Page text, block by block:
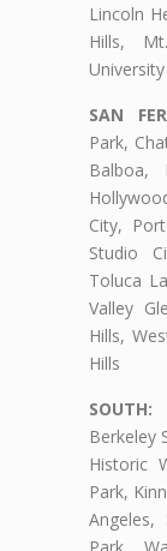
Lincoln
Hills,
SAN
Park,
Balboa,
City,
Studio
Toluca
Valley
Hills,
Hills
SOUTH:
Berkeley
Historic
Park,
Angeles,